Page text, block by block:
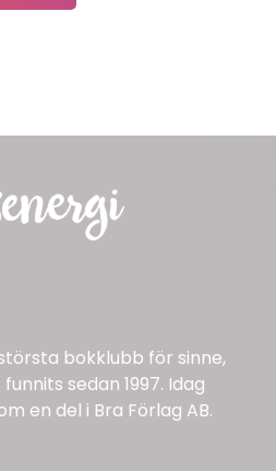
bokklubb för sinne,
sedan 1997. Idag
en del i Bra Förlag AB.